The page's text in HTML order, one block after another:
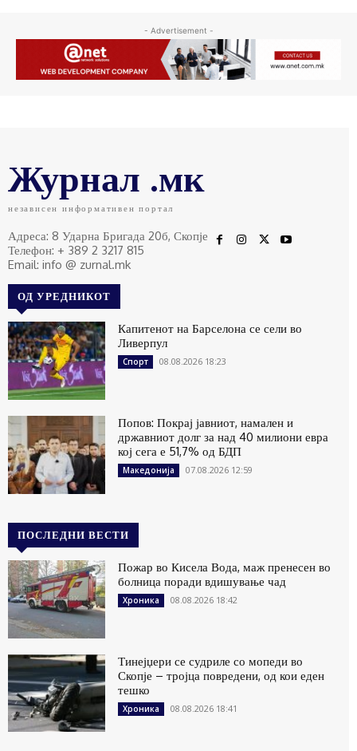
- Advertisement -
Журнал .мк
независен информативен портал
Адреса: 8 Ударна Бригада 20б, Скопје
Телефон: + 389 2 3217 815
Email: info @ zurnal.mk
ОД УРЕДНИКОТ
Капитенот на Барселона се сели во
Ливерпул
Спорт 08.08.2026 18:23
Попов: Покрај јавниот, намален и
државниот долг за над 40 милиони евра
кој сега е 51,7% од БДП
Македонија 07.08.2026 12:59
ПОСЛЕДНИ ВЕСТИ
Пожар во Кисела Вода, маж пренесен во
болница поради вдишување чад
Хроника 08.08.2026 18:42
Тинејџери се судриле со мопеди во
Скопје – тројца повредени, од кои еден
тешко
Хроника 08.08.2026 18:41